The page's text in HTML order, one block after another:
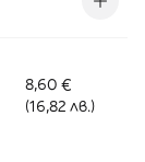
8,60 €
(16,82 лв.)